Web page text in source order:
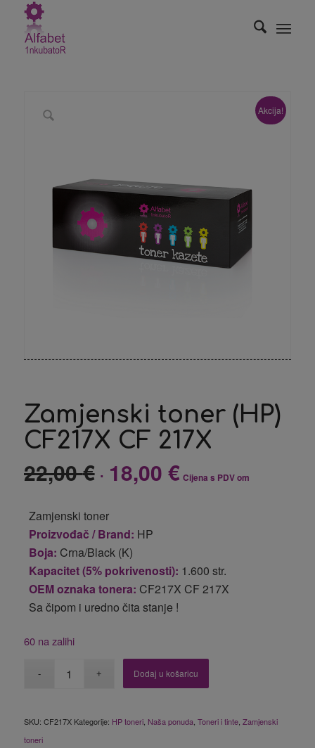
Akcija!
Zamjenski toner (HP)
CF217X CF 217X
22,00€ Izvorna
je:
22,00 €.
18,00 €Trenutna
Cijena s PDV om
Zamjenski toner
Proizvođač / Brand: HP
Boja: Crna/Black (K)
Kapacitet (5% pokrivenosti): 1.600 str.
OEM oznaka tonera: CF217X CF 217X
Sa čipom i uredno čita stanje !
60 na zalihi
Dodaj u košaricu
SKU: CF217X Kategorije: HP toneri, Naša ponuda, Toneri i tinte, Zamjenski
toneri